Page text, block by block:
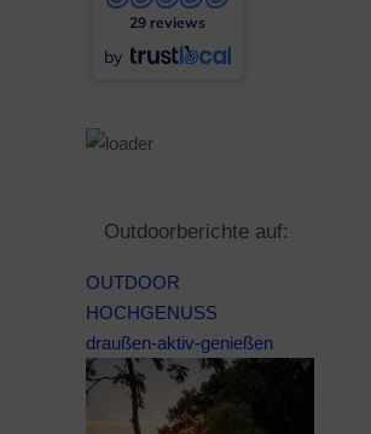
29 reviews
by
Outdoorberichte auf:
OUTDOOR
HOCHGENUSS
draußen-aktiv-genießen